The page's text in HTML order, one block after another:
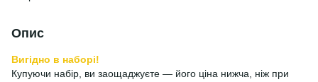
Опис
Вигідно в наборі!
Купуючи набір, ви заощаджуєте — його ціна нижча, ніж при